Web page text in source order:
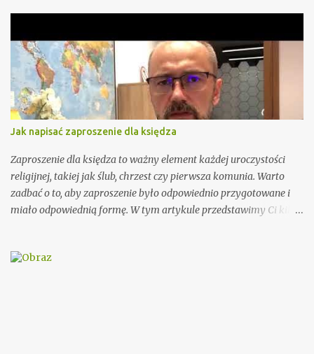
z
e
Jak napisać zaproszenie dla księdza
Zaproszenie dla księdza to ważny element każdej uroczystości
religijnej, takiej jak ślub, chrzest czy pierwsza komunia. Warto
zadbać o to, aby zaproszenie było odpowiednio przygotowane i
miało odpowiednią formę. W tym artykule przedstawimy Ci kilka
zaproszenia dla księdza warto pamiętać o kilku ważnych